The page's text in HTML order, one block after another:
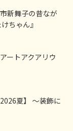
新舞子の昔なが
ちゃん』
ートアクアリウ
夏】 ～装飾に